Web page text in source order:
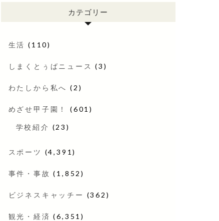
カテゴリー
生活 (110)
しまくとぅばニュース (3)
わたしから私へ (2)
めざせ甲子園！ (601)
学校紹介 (23)
スポーツ (4,391)
事件・事故 (1,852)
ビジネスキャッチー (362)
観光・経済 (6,351)